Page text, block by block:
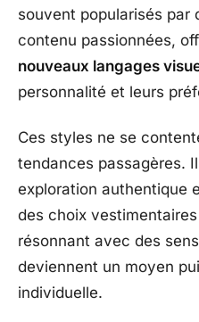
souvent popularisés par
contenu passionnées,
nouveaux langages
personnalité et leurs
Ces styles ne se
tendances passagères.
exploration authentique
des choix
résonnant avec des
deviennent un moyen
individuelle.